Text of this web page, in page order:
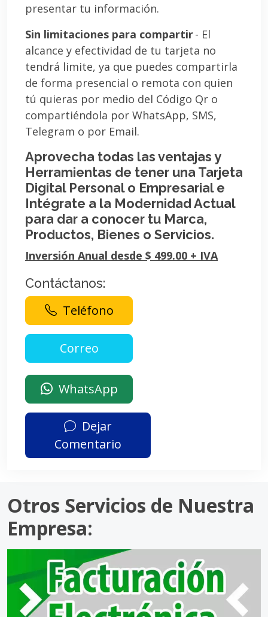
presentar tu información.
Sin limitaciones para compartir- El
alcance y efectividad de tu tarjeta no
tendrá limite, ya que puedes compartirla
de forma presencial o remota con quien
tú quieras por medio del Código Qr o
compartiéndola por WhatsApp, SMS,
Telegram o por Email.
Aprovecha todas las ventajas y
Herramientas de tener una Tarjeta
Digital Personal o Empresarial e
Intégrate a la Modernidad Actual
para dar a conocer tu Marca,
Productos, Bienes o Servicios.
Inversión Anual desde $ 499.00 + IVA
Contáctanos:
Teléfono
WhatsApp
Dejar
Comentario
Otros Servicios de Nuestra
Empresa: